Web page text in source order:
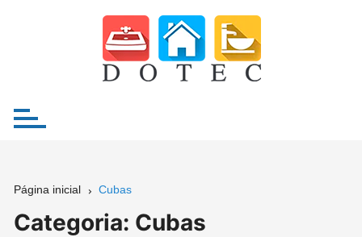
Página inicial Cubas
Categoria: Cubas